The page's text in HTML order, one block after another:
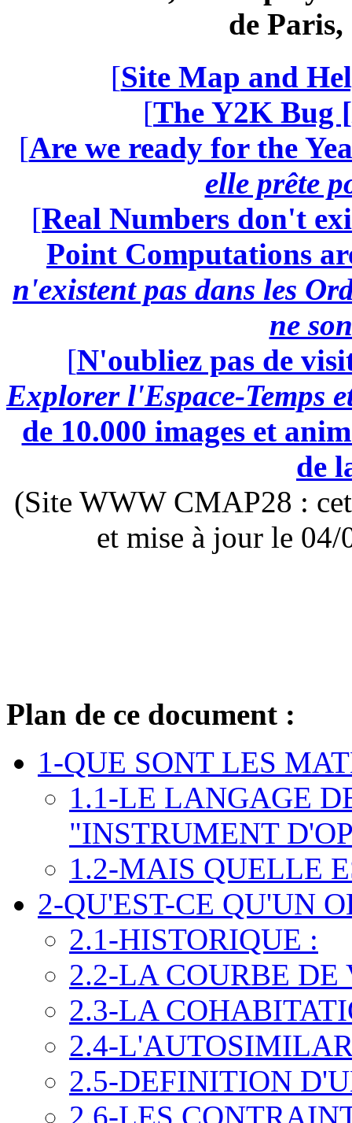
de
[Site Map and
[The Y2K Bug [
[Are we ready for the
elle prête
[Real Numbers don't
Point Computations
n'existent pas dans les
ne
[N'oubliez pas de
Explorer l'Espace-Temps
de 10.000 images et
de
(Site WWW CMAP28 :
et mise à jour le
Plan de ce document :
1-QUE SONT LES
1.1-LE LANGAGE
"INSTRUMENT
1.2-MAIS QUELLE
2-QU'EST-CE QU'UN
2.1-HISTORIQUE :
2.2-LA COURBE DE
2.3-LA
2.4-
2.5-DEFINITION
2.6-LES